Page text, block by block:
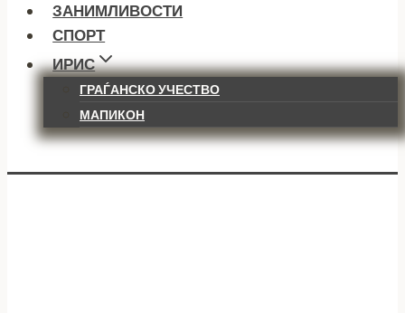
ЗАНИМЛИВОСТИ
СПОРТ
ИРИС
ГРАЃАНСКО УЧЕСТВО
МАПИКОН